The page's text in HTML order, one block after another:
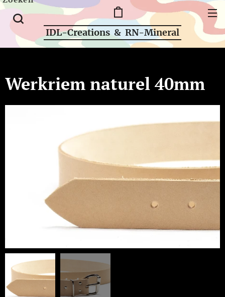
IDL-Creations & RN-Mineral
Werkriem naturel 40mm